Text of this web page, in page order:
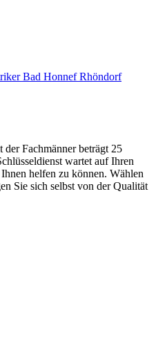
Bad Honnef Rhöndorf
Fachmänner beträgt 25
wartet auf Ihren
helfen zu können. Wählen
Sie sich selbst von der Qualität